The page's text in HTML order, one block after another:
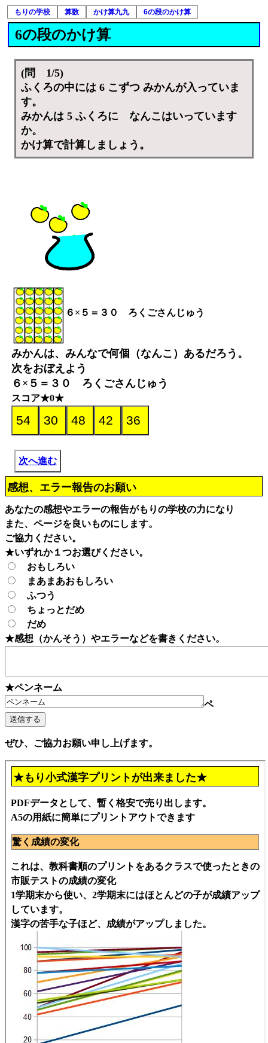
もりの学校 算数 かけ算九九 6の段のかけ算
6の段のかけ算
(問 1/5)
ふくろの中には 6 こずつ みかんが入っていま
す。
みかんは 5 ふくろに なんこはいっています
か。
かけ算で計算しましょう。
６×５＝３０ ろくごさんじゅう
みかんは、みんなで何個（なんこ）あるだろう。
次をおぼえよう
６×５＝３０ ろくごさんじゅう
スコア★0★
次へ進む
感想、エラー報告のお願い
あなたの感想やエラーの報告がもりの学校の力になり
また、ページを良いものにします。
ご協力ください。
★いずれか１つお選びください。
おもしろい
まあまあおもしろい
ふつう
ちょっとだめ
だめ
★感想（かんそう）やエラーなどを書きください。
★ペンネーム
ペ
ぜひ、ご協力お願い申し上げます。